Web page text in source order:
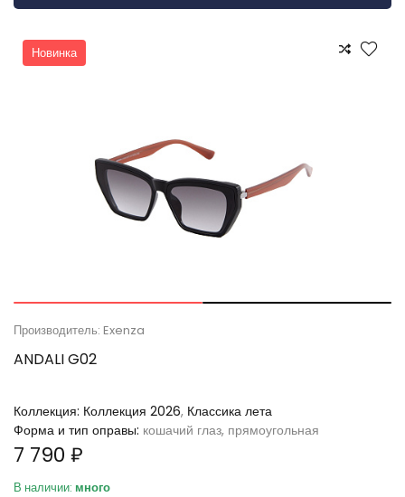
Новинка
Производитель: Exenza
ANDALI G02
Коллекция: Коллекция 2026, Классика лета
Форма и тип оправы: кошачий глаз, прямоугольная
7 790 ₽
В наличии: много